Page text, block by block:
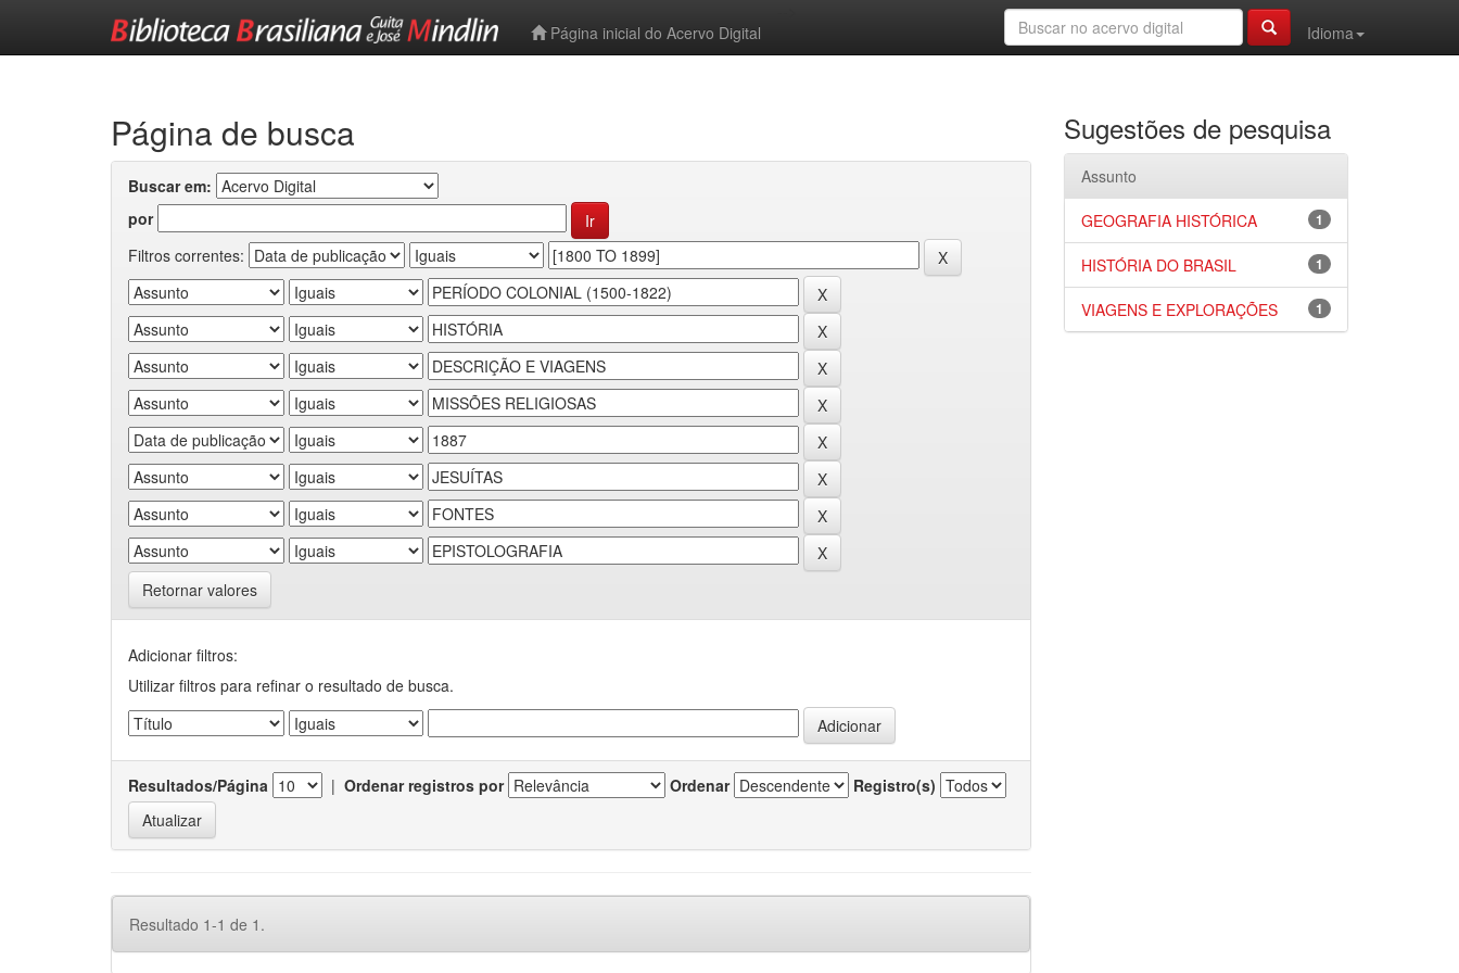
Página inicial do Acervo Digital
Idioma
Página de busca
Buscar em:
por
Filtros correntes:
Retornar valores
Adicionar filtros:
Utilizar filtros para refinar o resultado de busca.
Resultados/Página | Ordenar registros por Ordenar Registro(s)
Resultado 1-1 de 1.
Sugestões de pesquisa
Assunto
1
GEOGRAFIA HISTÓRICA
1
HISTÓRIA DO BRASIL
1
VIAGENS E EXPLORAÇÕES